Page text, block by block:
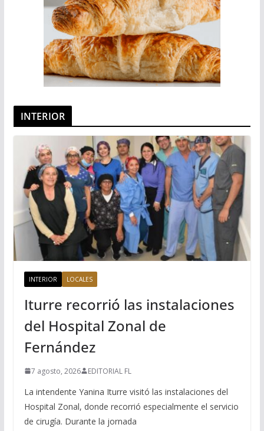
INTERIOR
INTERIOR LOCALES
Iturre recorrió las instalaciones
del Hospital Zonal de
Fernández
7 agosto, 2026 EDITORIAL FL
La intendente Yanina Iturre visitó las instalaciones del
Hospital Zonal, donde recorrió especialmente el servicio
de cirugía. Durante la jornada